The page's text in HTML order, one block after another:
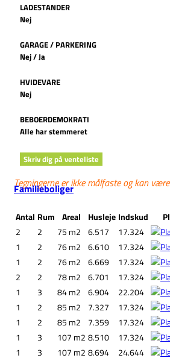
LADESTANDER
Nej
GARAGE / PARKERING
Nej / Ja
HVIDEVARE
Nej
BEBOERDEMOKRATI
Alle har stemmeret
Skriv dig på venteliste
Tegningerne er ikke målfaste og kan
Familieboliger
Antal Rum Areal Husleje Indskud
2
2 75 m2 6.517
17.324
1
2 76 m2 6.610
17.324
1
2 76 m2 6.669
17.324
2
2 78 m2 6.701
17.324
1
3 84 m2 6.904
22.204
1
2 85 m2 7.327
17.324
1
2 85 m2 7.359
17.324
1
3 107 m2 8.510
17.324
1
3 107 m2 8.694 24.644